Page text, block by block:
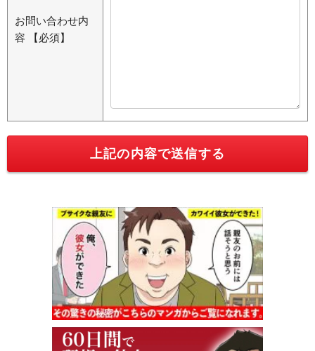
お問い合わせ内
容
【必須】